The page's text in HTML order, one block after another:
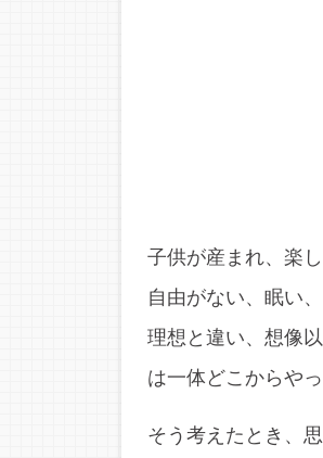
子供が産まれ、楽
自由がない、眠い
理想と違い、想像
は一体どこからや
そう考えたとき、